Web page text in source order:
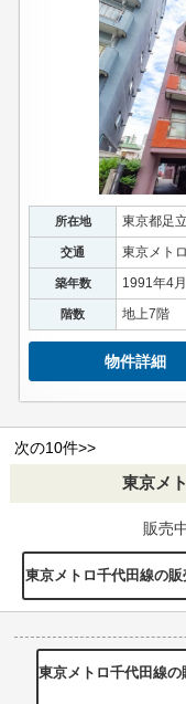
所在地 東京都足
交通 東京メト
築年数 1991年4月
階数 地上7階
物件詳細
次の10件>>
東京メ
販売
東京メトロ千代田線の
東京メトロ千代田線